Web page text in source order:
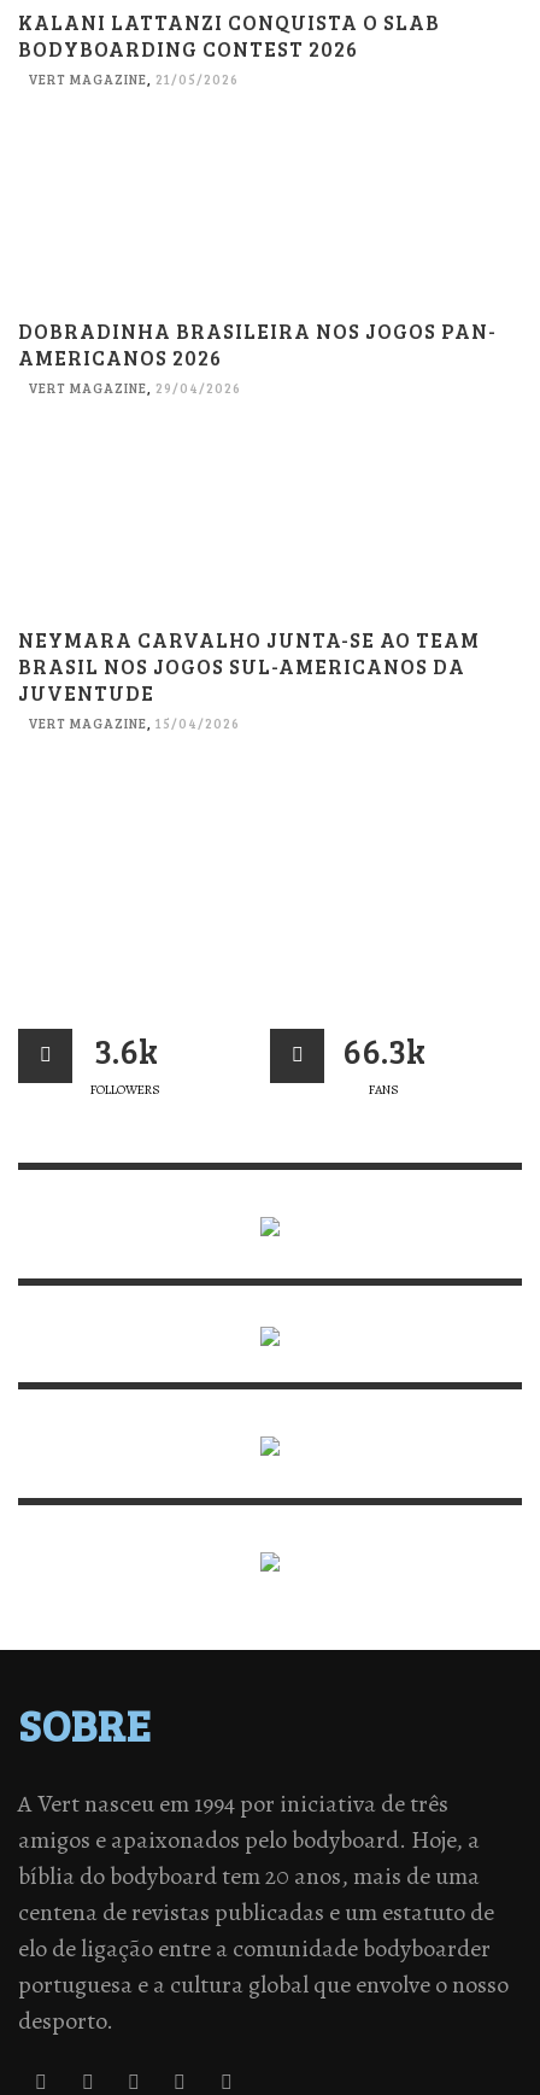
KALANI LATTANZI CONQUISTA O SLAB
BODYBOARDING CONTEST 2026
VERT MAGAZINE 21/05/2026
DOBRADINHA BRASILEIRA NOS JOGOS PAN-
AMERICANOS 2026
VERT MAGAZINE, 29/04/2026
NEYMARA CARVALHO JUNTA-SE AO TEAM
BRASIL NOS JOGOS SUL-AMERICANOS DA
JUVENTUDE
VERT MAGAZINE, 15/04/2026
3.6k
FOLLOWERS
66.3k
FANS
SOBRE
A Vert nasceu em 1994 por iniciativa de três
amigos e apaixonados pelo bodyboard. Hoje, a
bíblia do bodyboard tem 20 anos, mais de uma
centena de revistas publicadas e um estatuto de
elo de ligação entre a comunidade bodyboarder
portuguesa e a cultura global que envolve o nosso
desporto.